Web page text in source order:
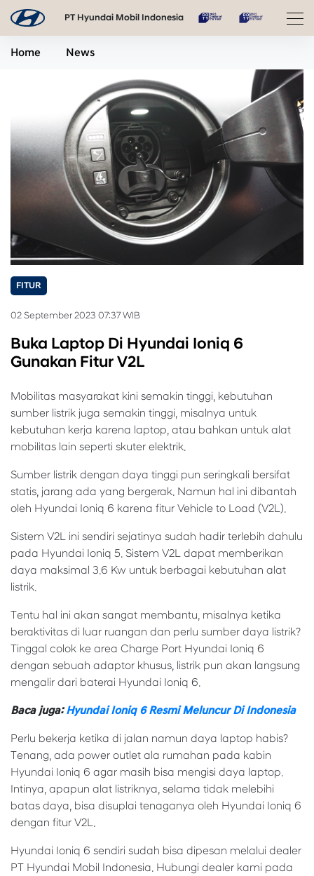
PT Hyundai Mobil Indonesia
Home News
FITUR
02 September 2023 07:37 WIB
Buka Laptop Di Hyundai Ioniq 6
Gunakan Fitur V2L
Mobilitas masyarakat kini semakin tinggi, kebutuhan
sumber listrik juga semakin tinggi, misalnya untuk
kebutuhan kerja karena laptop, atau bahkan untuk alat
mobilitas lain seperti skuter elektrik.
Sumber listrik dengan daya tinggi pun seringkali bersifat
statis, jarang ada yang bergerak. Namun hal ini dibantah
oleh Hyundai Ioniq 6 karena fitur Vehicle to Load (V2L).
Sistem V2L ini sendiri sejatinya sudah hadir terlebih dahulu
pada Hyundai Ioniq 5. Sistem V2L dapat memberikan
daya maksimal 3.6 Kw untuk berbagai kebutuhan alat
listrik.
Tentu hal ini akan sangat membantu, misalnya ketika
beraktivitas di luar ruangan dan perlu sumber daya listrik?
Tinggal colok ke area Charge Port Hyundai Ioniq 6
dengan sebuah adaptor khusus, listrik pun akan langsung
mengalir dari baterai Hyundai Ioniq 6.
Baca juga:Hyundai Ioniq 6 Resmi Meluncur Di Indonesia
Perlu bekerja ketika di jalan namun daya laptop habis?
Tenang, ada power outlet ala rumahan pada kabin
Hyundai Ioniq 6 agar masih bisa mengisi daya laptop.
Intinya, apapun alat listriknya, selama tidak melebihi
batas daya, bisa disuplai tenaganya oleh Hyundai Ioniq 6
dengan fitur V2L.
Hyundai Ioniq 6 sendiri sudah bisa dipesan melalui dealer
PT Hyundai Mobil Indonesia. Hubungi dealer kami pada